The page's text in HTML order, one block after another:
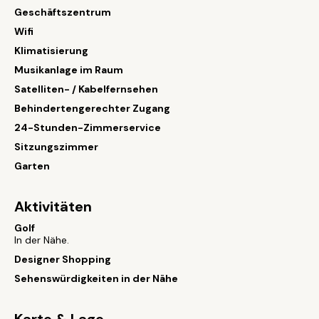
Geschäftszentrum
Wifi
Klimatisierung
Musikanlage im Raum
Satelliten- / Kabelfernsehen
Behindertengerechter Zugang
24-Stunden-Zimmerservice
Sitzungszimmer
Garten
Aktivitäten
Golf
In der Nähe.
Designer Shopping
Sehenswürdigkeiten in der Nähe